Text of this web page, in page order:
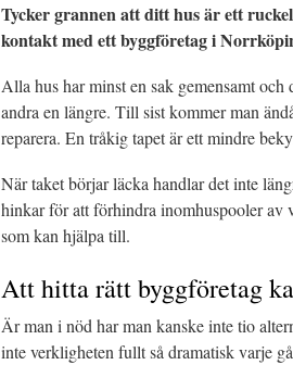
Tycker grannen att ditt hus är ett
kontakt med ett byggföretag i
Alla hus har minst en sak gemensamt
andra en längre. Till sist kommer man
reparera. En tråkig tapet är ett mindre
När taket börjar läcka handlar det inte
hinkar för att förhindra inomhuspooler av
som kan hjälpa till.
Att hitta rätt byggföretag
Är man i nöd har man kanske inte tio
inte verkligheten fullt så dramatisk varje